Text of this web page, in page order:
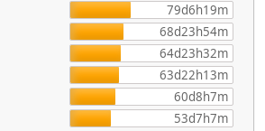
79d6h19m
68d23h54m
64d23h32m
63d22h13m
60d8h7m
53d7h7m